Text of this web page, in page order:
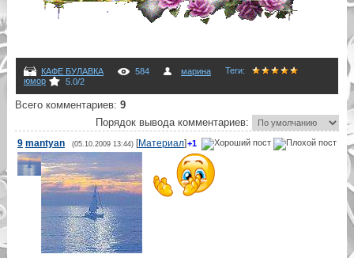
КАФЕ БУЛАВКА 584 марина Теги:
юмор
5.0/2
Всего комментариев: 9
Порядок вывода комментариев:
+1
9 mantyan (05.10.2009 13:44)[Материал]